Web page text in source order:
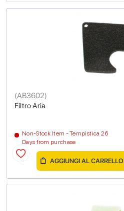
Filtro Aria
(AB3602)
Non-Stock Item - Tempistica 26
Days from purchase
AGGIUNGI AL CARRELLO